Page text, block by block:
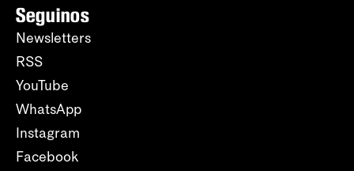
Seguinos
Newsletters
RSS
YouTube
WhatsApp
Instagram
Facebook